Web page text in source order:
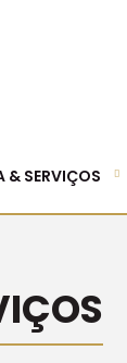
& SERVIÇOS